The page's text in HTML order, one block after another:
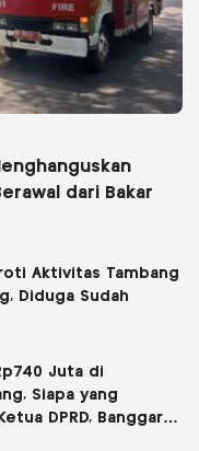
dari Bakar
Aktivitas Tambang
Diduga Sudah
Juta di
Siapa yang
DPRD, Banggar